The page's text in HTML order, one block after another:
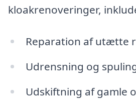
kloakrenoveringer,
Reparation af utætte
Udrensning og
Udskiftning af gamle